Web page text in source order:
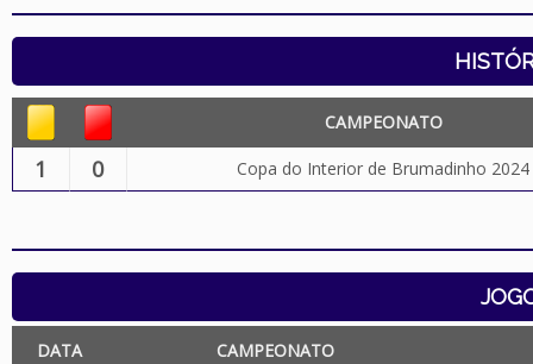
CAMPEONATO
1 0 Copa do Interior de Brumadinho 2024
DATA CAMPEONATO